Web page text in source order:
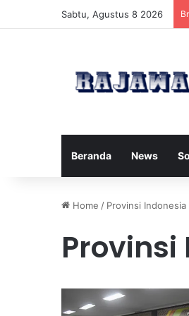
Sabtu, Agustus 8 2026
Beranda News
Home / Provinsi Indonesia